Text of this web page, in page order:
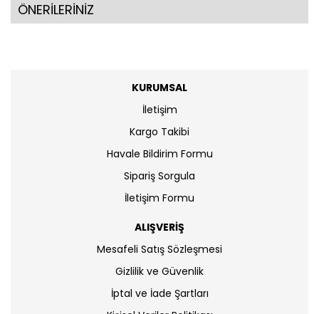
ÖNERİLERİNİZ
KURUMSAL
İletişim
Kargo Takibi
Havale Bildirim Formu
Sipariş Sorgula
İletişim Formu
ALIŞVERİŞ
Mesafeli Satış Sözleşmesi
Gizlilik ve Güvenlik
İptal ve İade Şartları